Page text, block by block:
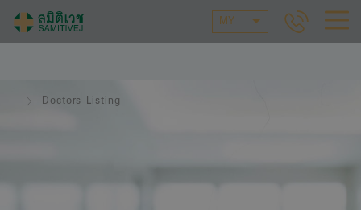
MY
Doctors Listing